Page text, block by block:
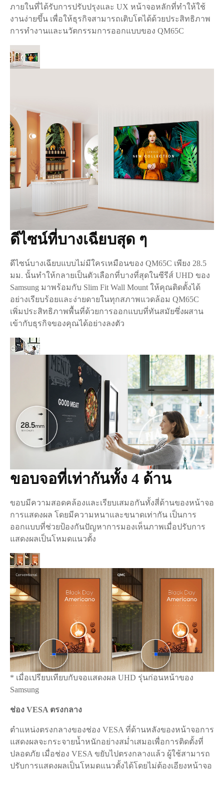
ภายในที่ได้รับการปรับปรุงและ UX หน้าจอหลักที่ทำให้ใช้
งานง่ายขึ้น เพื่อให้ธุรกิจสามารถเติบโตได้ด้วยประสิทธิภาพ
การทำงานและนวัตกรรมการออกแบบของ QM65C
ดีไซน์ที่บางเฉียบสุด ๆ
ดีไซน์บางเฉียบแบบไม่มีใครเหมือนของ QM65C เพียง 28.5
มม. นั้นทำให้กลายเป็นตัวเลือกที่บางที่สุดในซีรีส์ UHD ของ
Samsung มาพร้อมกับ Slim Fit Wall Mount ให้คุณติดตั้งได้
อย่างเรียบร้อยและง่ายดายในทุกสภาพแวดล้อม QM65C
เพิ่มประสิทธิภาพพื้นที่ด้วยการออกแบบที่ทันสมัยซึ่งผสาน
เข้ากับธุรกิจของคุณได้อย่างลงตัว
ขอบจอที่เท่ากันทั้ง 4 ด้าน
ขอบมีความสอดคล้องและเรียบเสมอกันทั้งสี่ด้านของหน้าจอ
การแสดงผล โดยมีความหนาและขนาดเท่ากัน เป็นการ
ออกแบบที่ช่วยป้องกันปัญหาการมองเห็นภาพเมื่อปรับการ
แสดงผลเป็นโหมดแนวตั้ง
* เมื่อเปรียบเทียบกับจอแสดงผล UHD รุ่นก่อนหน้าของ
Samsung
ช่อง VESA ตรงกลาง
ตำแหน่งตรงกลางของช่อง VESA ที่ด้านหลังของหน้าจอการ
แสดงผลจะกระจายน้ำหนักอย่างสม่ำเสมอเพื่อการติดตั้งที่
ปลอดภัย เมื่อช่อง VESA ขยับไปตรงกลางแล้ว ผู้ใช้สามารถ
ปรับการแสดงผลเป็นโหมดแนวตั้งได้โดยไม่ต้องเอียงหน้าจอ